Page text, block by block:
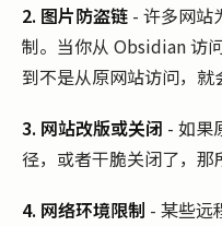
2. 图片防盗链 - 许多网站
制。当你从 Obsidian 访
到不是从原网站访问，就
3. 网站改版或关闭 - 如果
径，或者干脆关闭了，那
4. 网络环境限制 - 某些远